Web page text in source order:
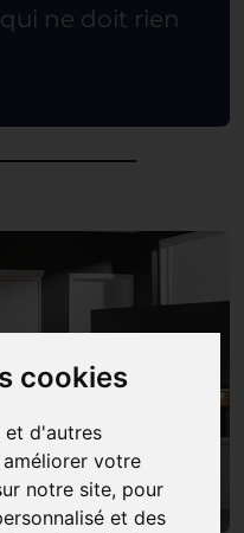
cookies
et d'autres
votre
notre site, pour
et des
ne doit rien